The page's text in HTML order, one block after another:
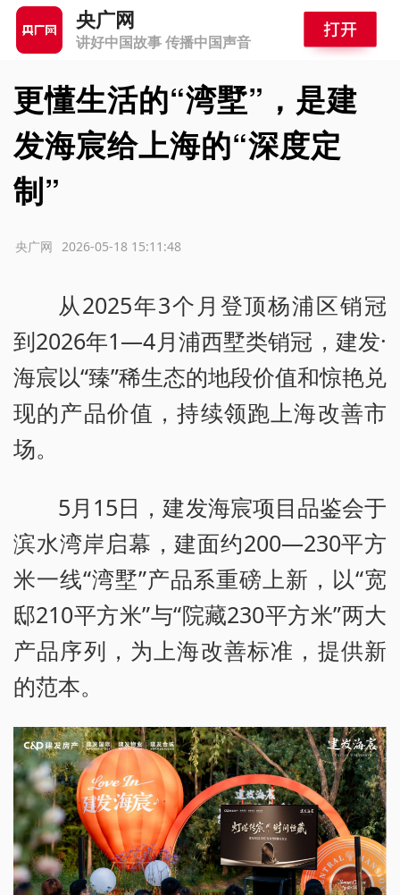
央广网
讲好中国故事 传播中国声音
更懂生活的“湾墅”，是建
发海宸给上海的“深度定
制”
2026-05-18 15:11:48
央广网
从2025年3个月登顶杨浦区销冠
到2026年1—4月浦西墅类销冠，建发·
海宸以“臻”稀生态的地段价值和惊艳兑
现的产品价值，持续领跑上海改善市
场。
5月15日，建发海宸项目品鉴会于
滨水湾岸启幕，建面约200—230平方
米一线“湾墅”产品系重磅上新，以“宽
邸210平方米”与“院藏230平方米”两大
产品序列，为上海改善标准，提供新
的范本。